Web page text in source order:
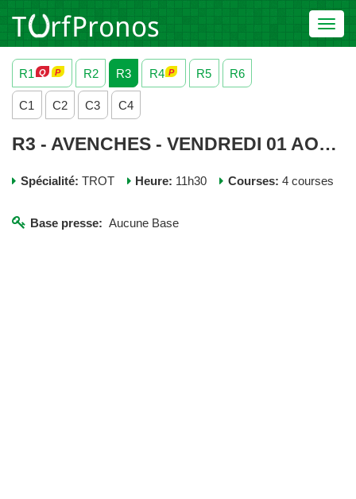
R1
R2 R3 R4 R5 R6
C1 C2 C3 C4
R3 - AVENCHES - VENDREDI 01 AOUT 2025
Spécialité: TROT Heure: 11h30 Courses: 4 courses
Base presse: Aucune Base